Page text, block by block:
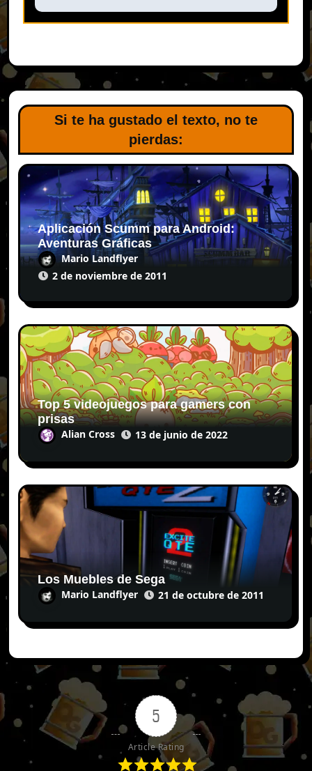
Si te ha gustado el texto, no te
pierdas:
Aplicación Scumm para Android:
Aventuras Gráficas
Mario Landflyer
2 de noviembre de 2011
Top 5 videojuegos para gamers con
prisas
Alian Cross 13 de junio de 2022
Los Muebles de Sega
Mario Landflyer 21 de octubre de 2011
5
Article Rating